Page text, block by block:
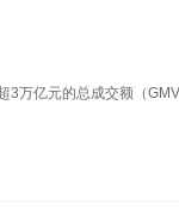
3万亿元的总成交额（